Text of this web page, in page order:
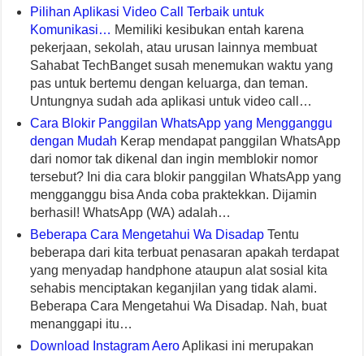
Pilihan Aplikasi Video Call Terbaik untuk
Komunikasi… Memiliki kesibukan entah karena
pekerjaan, sekolah, atau urusan lainnya membuat
Sahabat TechBanget susah menemukan waktu yang
pas untuk bertemu dengan keluarga, dan teman.
Untungnya sudah ada aplikasi untuk video call…
Cara Blokir Panggilan WhatsApp yang Mengganggu
dengan Mudah Kerap mendapat panggilan WhatsApp
dari nomor tak dikenal dan ingin memblokir nomor
tersebut? Ini dia cara blokir panggilan WhatsApp yang
mengganggu bisa Anda coba praktekkan. Dijamin
berhasil! WhatsApp (WA) adalah…
Beberapa Cara Mengetahui Wa Disadap Tentu
beberapa dari kita terbuat penasaran apakah terdapat
yang menyadap handphone ataupun alat sosial kita
sehabis menciptakan keganjilan yang tidak alami.
Beberapa Cara Mengetahui Wa Disadap. Nah, buat
menanggapi itu…
Download Instagram AeroAplikasi ini merupakan